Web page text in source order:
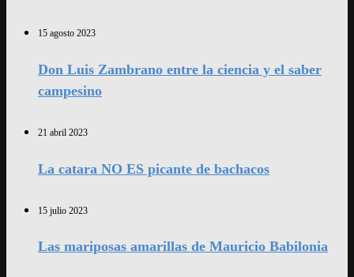
15 agosto 2023
Don Luis Zambrano entre la ciencia y el saber
campesino
21 abril 2023
La catara NO ES picante de bachacos
15 julio 2023
Las mariposas amarillas de Mauricio Babilonia